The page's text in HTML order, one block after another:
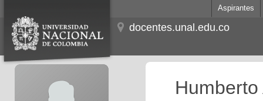
Aspirantes
docentes.unal.edu.co